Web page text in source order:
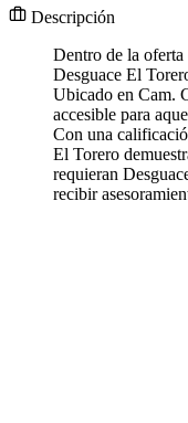
Descripción
Dentro de la oferta
Desguace El
Ubicado en Cam.
accesible para
Con una
El Torero
requieran
recibir